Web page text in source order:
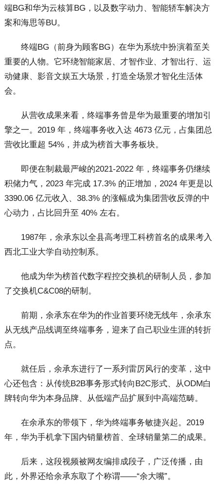
端BG和华为云核算BG，以及数字动力、智能轿车解决方
案和海思等BU。
终端BG（前身为顾客BG）在华为系统中扮演着至关
重要的人物。它环绕智能家居、才智作业、才智出行、运
动健康、影音文娱五大场景，打造全场景才智化生活体
会。
从营收成果来看，终端事务曾是华为最重要的增加引
擎之一。2019 年，终端事务收入达 4673 亿元，占集团总
营收比重超 54%，并成为榜首大事务板块。
即便在制裁最严峻的2021-2022 年，终端事务仍继续
积储力气，2023 年完成 17.3% 的正增加，2024 年更是以
3390.06 亿元收入、38.3% 的涨幅成为集团营收反弹的中
心动力，占比回升至 40% 左右。
1987年，余承东以全县高考理工科榜首名的成果考入
西北工业大学自动控制系。
他成为华为榜首代数字程控交换机的研制人员，参加
了交换机C&C08的研制。
前期，余承东在华为的作业首要环绕无线年，余承东
从无线产品线调至终端事务，迎来了自己职业生涯的转折
点。
就任后，余承东进行了一系列雷厉风行的变革，这中
心还包含：从传统B2B事务形式转向B2C形式、从ODM白
牌转向华为本身品牌、从低端产品扩展到中高端范畴。
在余承东的带领下，华为终端事务敏捷兴起。2019
年，华为手机拿下国内销量榜首、全球销量第二的成果。
后来，这段视频被网友编排成段子，广泛传播，由
此，外界还给余承东取了个称谓——“余大嘴”。